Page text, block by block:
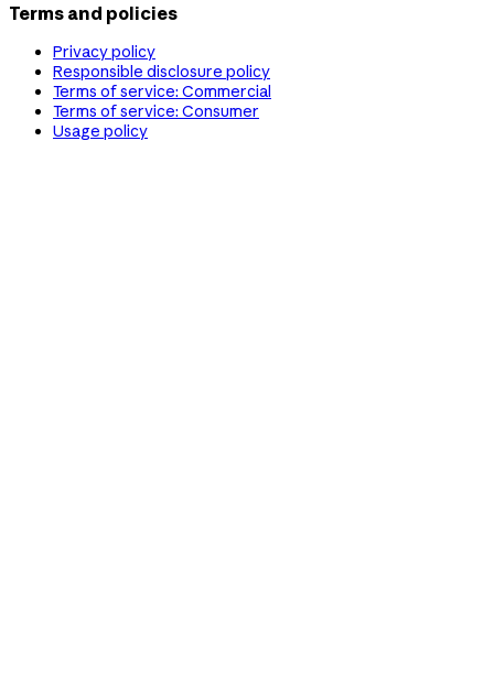
Terms and policies
Privacy policy
Responsible disclosure policy
Terms of service: Commercial
Terms of service: Consumer
Usage policy